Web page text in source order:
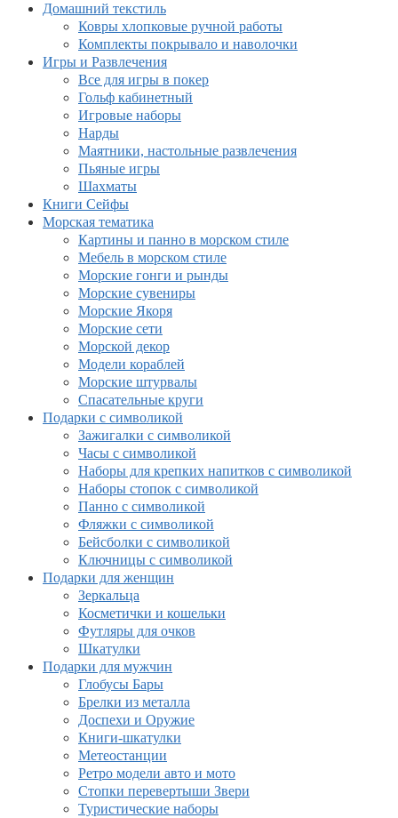
Домашний текстиль
Ковры хлопковые ручной работы
Комплекты покрывало и наволочки
Игры и Развлечения
Все для игры в покер
Гольф кабинетный
Игровые наборы
Нарды
Маятники, настольные развлечения
Пьяные игры
Шахматы
Книги Сейфы
Морская тематика
Картины и панно в морском стиле
Мебель в морском стиле
Морские гонги и рынды
Морские сувениры
Морские Якоря
Морские сети
Морской декор
Модели кораблей
Морские штурвалы
Спасательные круги
Подарки с символикой
Зажигалки с символикой
Часы с символикой
Наборы для крепких напитков с символикой
Наборы стопок с символикой
Панно с символикой
Фляжки с символикой
Бейсболки с символикой
Ключницы с символикой
Подарки для женщин
Зеркальца
Косметички и кошельки
Футляры для очков
Шкатулки
Подарки для мужчин
Глобусы Бары
Брелки из металла
Доспехи и Оружие
Книги-шкатулки
Метеостанции
Ретро модели авто и мото
Стопки перевертыши Звери
Туристические наборы